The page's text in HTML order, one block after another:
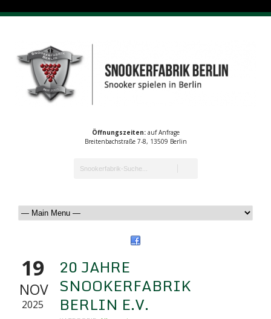
Öffnungszeiten:auf Anfrage
Breitenbachstraße 7-8, 13509 Berlin
19
NOV
2025
20 JAHRE
SNOOKERFABRIK
BERLIN E.V.